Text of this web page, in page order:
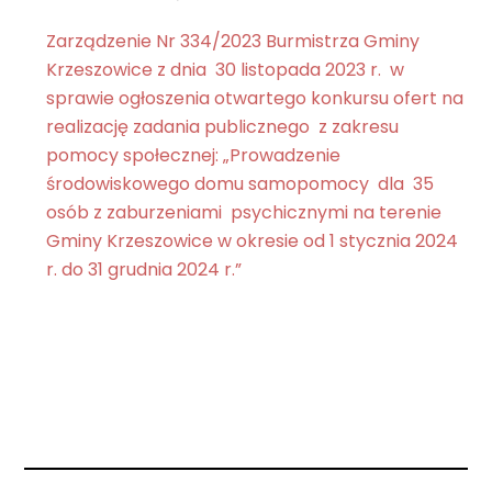
Zarządzenie Nr 334/2023 Burmistrza Gminy
Krzeszowice z dnia 30 listopada 2023 r. w
sprawie ogłoszenia otwartego konkursu ofert na
realizację zadania publicznego z zakresu
pomocy społecznej: „Prowadzenie
środowiskowego domu samopomocy dla 35
osób z zaburzeniami psychicznymi na terenie
Gminy Krzeszowice w okresie od 1 stycznia 2024
r. do 31 grudnia 2024 r.”